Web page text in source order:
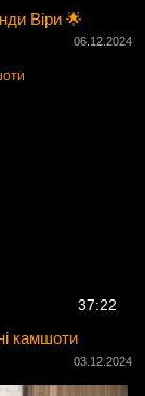
Віри 🌟
06.12.2024
37:22
камшоти
03.12.2024